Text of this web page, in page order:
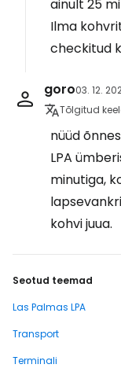
ainult 25
Ilma
checkitud
goro03. 12.
Tõlgitud
nüüd
LPA
minutiga,
kohvi juua.
Seotud teemad
Las Palmas LPA
Transport
Terminali